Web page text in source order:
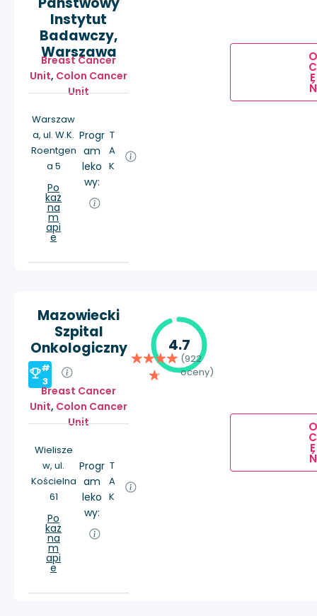
Instytut
Badawczy,
Warszawa
Breast Cancer
Unit, Colon Cancer
Unit
Warszaw
a, ul. W.K.
Roentgen
a 5
Po
każ
na
m
api
e
Progr
am
leko
wy:
T
A
K
O
C
E
Ń
Mazowiecki
Szpital
Onkologiczny
#
3
Breast Cancer
Unit, Colon Cancer
Unit
Wielisze
w, ul.
Kościelna
61
Po
każ
na
m
api
e
Progr
am
leko
wy:
T
A
K
4.7
(922
oceny)
O
C
E
Ń